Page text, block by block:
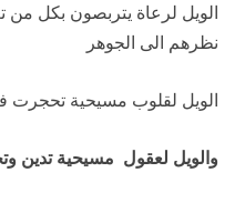
الويل لرعاة يتربصون بكل
نظرهم الى الجوهر
الويل لقلوب مسيحية
والويل لعقول مسيحية تدين